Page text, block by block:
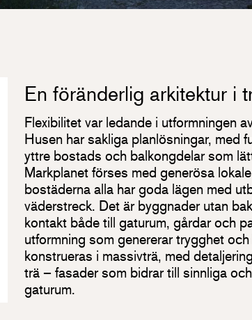
En föränderlig arkitektur i
Flexibilitet var ledande i utformningen
Husen har sakliga planlösningar, med
yttre bostads och balkongdelar som
Markplanet förses med generösa
bostäderna alla har goda lägen med
väderstreck. Det är byggnader utan
kontakt både till gaturum, gårdar och
utformning som genererar trygghet
konstrueras i massivträ, med
trä – fasader som bidrar till sinnliga
gaturum.